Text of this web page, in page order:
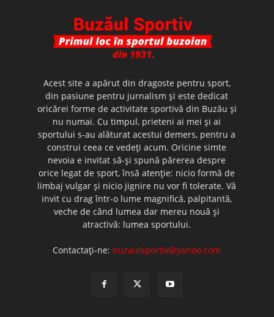
Acest site a apărut din dragoste pentru sport,
din pasiune pentru jurnalism şi este dedicat
oricărei forme de activitate sportivă din Buzău şi
nu numai. Cu timpul, prieteni ai mei şi ai
sportului s-au alăturat acestui demers, pentru a
construi ceea ce vedeţi acum. Oricine simte
nevoia e invitat să-şi spună părerea despre
orice legat de sport, însă atenţie: nicio formă de
limbaj vulgar şi nicio jignire nu vor fi tolerate. Vă
invit cu drag într-o lume magnifică, palpitantă,
veche de când lumea dar mereu nouă şi
atractivă: lumea sportului.
Contactați-ne: buzaulsportiv@yahoo.com